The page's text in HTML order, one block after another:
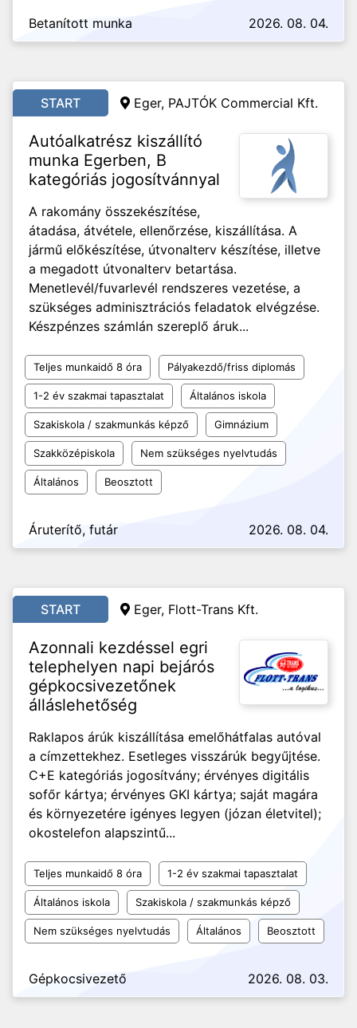
Betanított munka 2026. 08. 04.
START Eger, PAJTÓK Commercial Kft.
Autóalkatrész kiszállító
munka Egerben, B
kategóriás jogosítvánnyal
A rakomány összekészítése,
átadása, átvétele, ellenőrzése, kiszállítása. A
jármű előkészítése, útvonalterv készítése, illetve
a megadott útvonalterv betartása.
Menetlevél/fuvarlevél rendszeres vezetése, a
szükséges adminisztrációs feladatok elvégzése.
Készpénzes számlán szereplő áruk...
Teljes munkaidő 8 óra Pályakezdő/friss diplomás
1-2 év szakmai tapasztalat Általános iskola
Szakiskola / szakmunkás képző Gimnázium
Szakközépiskola Nem szükséges nyelvtudás
Általános Beosztott
Áruterítő, futár 2026. 08. 04.
START Eger, Flott-Trans Kft.
Azonnali kezdéssel egri
telephelyen napi bejárós
gépkocsivezetőnek
álláslehetőség
Raklapos árúk kiszállítása emelőhátfalas autóval
a címzettekhez. Esetleges visszárúk begyűjtése.
C+E kategóriás jogosítvány; érvényes digitális
sofőr kártya; érvényes GKI kártya; saját magára
és környezetére igényes legyen (józan életvitel);
okostelefon alapszintű...
Teljes munkaidő 8 óra 1-2 év szakmai tapasztalat
Általános iskola Szakiskola / szakmunkás képző
Nem szükséges nyelvtudás Általános Beosztott
Gépkocsivezető 2026. 08. 03.